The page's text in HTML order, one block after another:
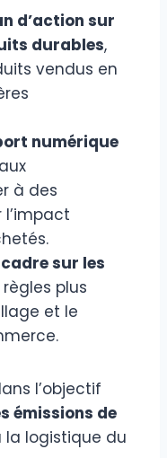
d’action sur
durables,
vendus en
numérique
à des
sur les
plus
et le
l’objectif
émissions de
la logistique du